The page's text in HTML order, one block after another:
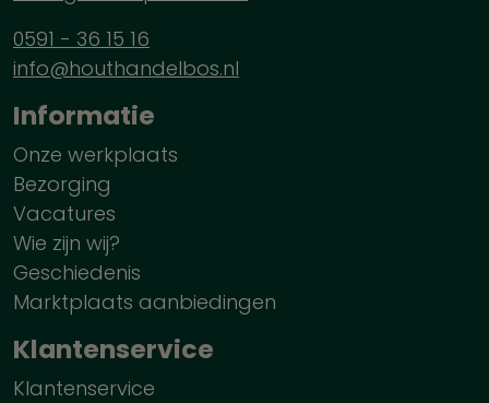
0591 - 36 15 16
info@houthandelbos.nl
Informatie
Onze werkplaats
Bezorging
Vacatures
Wie zijn wij?
Geschiedenis
Marktplaats aanbiedingen
Klantenservice
Klantenservice